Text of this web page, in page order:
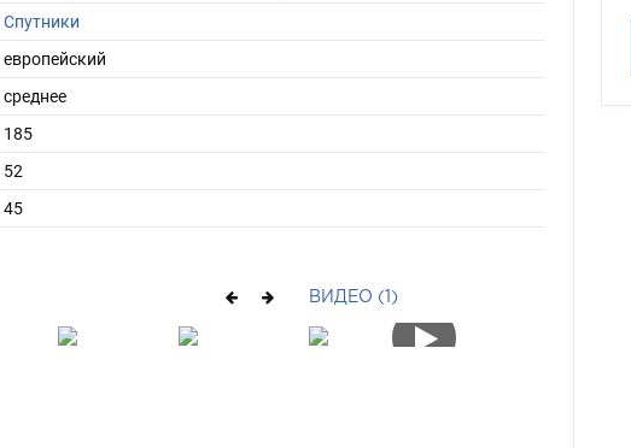
Спутники
европейский
среднее
185
52
45
ВИДЕО (1)